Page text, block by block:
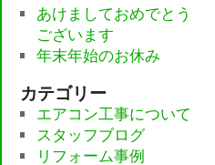
あけましておめでとう
ございます
年末年始のお休み
カテゴリー
エアコン工事について
スタッフブログ
リフォーム事例